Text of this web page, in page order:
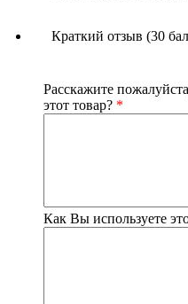
Краткий отзыв (30
Расскажите
этот товар? *
Как Вы используете